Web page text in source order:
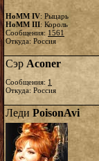
HoMM IV: Рыцарь
HoMM III: Король
Сообщения: 1561
Откуда: Россия
Сэр Aconer
Сообщения: 1
Откуда: Россия
Леди PoisonAvi